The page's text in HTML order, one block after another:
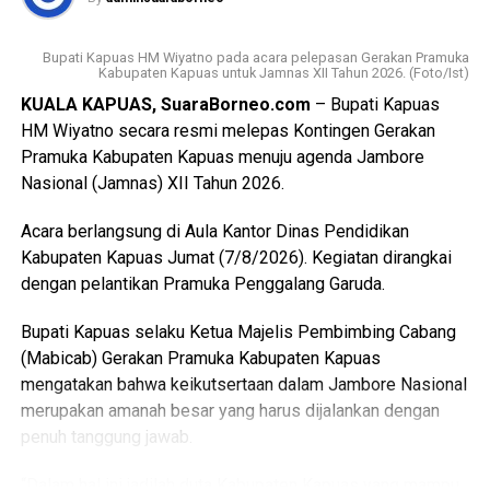
berkelanjutan (LP2B) Kabupaten Kapuas adalah 38.323,62
Kemudian luasan cadangan lahan pertanian berkelanjutan
(LCP2B) Kabupaten Kapuas 22.553,37 Ha.
Meski begitu terjadi permasalahan atas kondisi lahan di
antaranya perbedaan data antar instansi perubahan
“Oleh karena itu terkait hal tersebut kami menyepakati data
final LP2B data LCP2B menyempurnakan Raperda melalui
(Ujg/SB)
Views: 8
Bagikan ke
Bupati Kapuas HM Wiyatno pada acara pelepasan Gerakan Pramuka
Kabupaten Kapuas untuk Jamnas XII Tahun 2026. (Foto/Ist)
KUALA KAPUAS, SuaraBorneo.com – Bupati Kapuas
HM Wiyatno secara resmi melepas Kontingen Gerakan
Pramuka Kabupaten Kapuas menuju agenda Jambore
Nasional (Jamnas) XII Tahun 2026.
Acara berlangsung di Aula Kantor Dinas Pendidikan
Kabupaten Kapuas Jumat (7/8/2026). Kegiatan dirangkai
dengan pelantikan Pramuka Penggalang Garuda.
Bupati Kapuas selaku Ketua Majelis Pembimbing Cabang
(Mabicab) Gerakan Pramuka Kabupaten Kapuas
mengatakan bahwa keikutsertaan dalam Jambore Nasional
merupakan amanah besar yang harus dijalankan dengan
penuh tanggung jawab.